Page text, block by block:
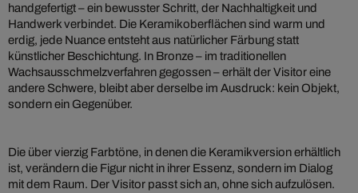
handgefertigt – ein bewusster Schritt, der Nachhaltigkeit und
Handwerk verbindet. Die Keramikoberflächen sind warm und
erdig, jede Nuance entsteht aus natürlicher Färbung statt
künstlicher Beschichtung. In Bronze – im traditionellen
Wachsausschmelzverfahren gegossen – erhält der Visitor eine
andere Schwere, bleibt aber derselbe im Ausdruck: kein Objekt,
sondern ein Gegenüber.
Die über vierzig Farbtöne, in denen die Keramikversion erhältlich
ist, verändern die Figur nicht in ihrer Essenz, sondern im Dialog
mit dem Raum. Der Visitor passt sich an, ohne sich aufzulösen.